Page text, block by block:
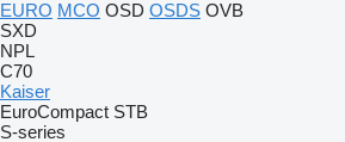
EURO MCO OSD OSDS OVB
SXD
NPL
C70
Kaiser
EuroCompact STB
S-series